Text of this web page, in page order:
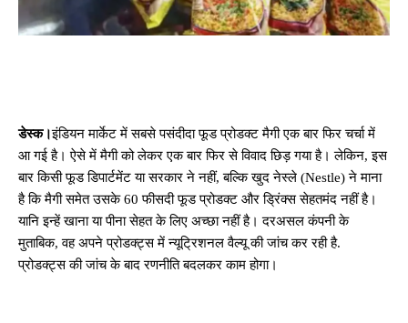
डेस्क।इंडियन मार्केट में सबसे पसंदीदा फूड प्रोडक्ट मैगी एक बार फिर चर्चा में
आ गई है। ऐसे में मैगी को लेकर एक बार फिर से विवाद छिड़ गया है। लेकिन, इस
बार किसी फूड डिपार्टमेंट या सरकार ने नहीं, बल्कि खुद नेस्ले (Nestle) ने माना
है कि मैगी समेत उसके 60 फीसदी फूड प्रोडक्ट और ड्रिंक्स सेहतमंद नहीं है।
यानि इन्हें खाना या पीना सेहत के लिए अच्छा नहीं है। दरअसल कंपनी के
मुताबिक, वह अपने प्रोडक्ट्स में न्यूट्रिशनल वैल्यू की जांच कर रही है.
प्रोडक्ट्स की जांच के बाद रणनीति बदलकर काम होगा।